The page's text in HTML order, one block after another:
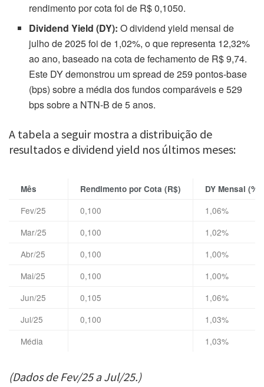
rendimento por cota foi de R$ 0,1050.
Dividend Yield (DY): O dividend yield mensal de
julho de 2025 foi de 1,02%, o que representa 12,32%
ao ano, baseado na cota de fechamento de R$ 9,74.
Este DY demonstrou um spread de 259 pontos-base
(bps) sobre a média dos fundos comparáveis e 529
bps sobre a NTN-B de 5 anos.
A tabela a seguir mostra a distribuição de
resultados e dividend yield nos últimos meses:
Mês Rendimento por Cota (R$) DY Mensal (%)
Fev/25 0,100
1,06%
Mar/25
0,100
1,02%
Abr/25
0,100
1,00%
Mai/25
0,100
1,00%
Jun/25
0,105
1,06%
Jul/25
0,100
1,03%
Média
1,03%
(Dados de Fev/25 a Jul/25.)